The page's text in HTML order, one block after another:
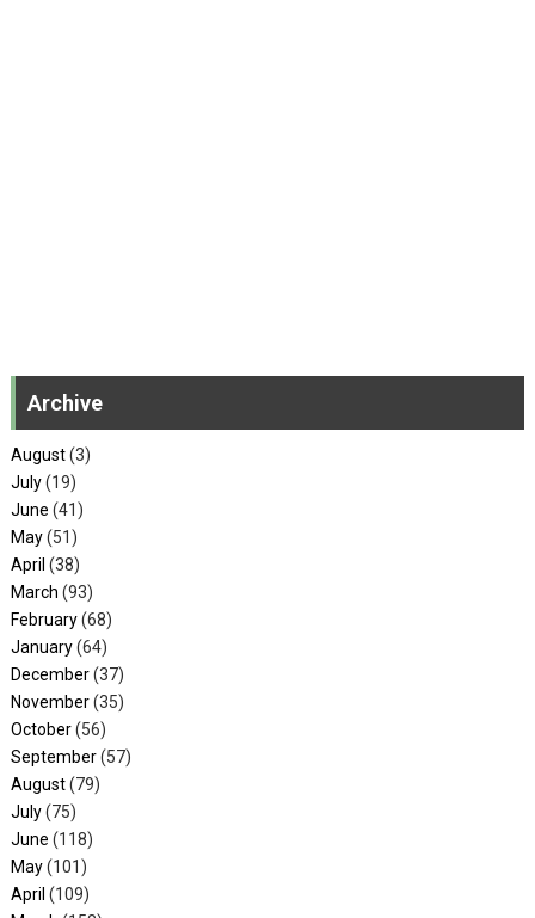
Archive
August(3)
July(19)
June (41)
May(51)
April (38)
March (93)
February(68)
January(64)
December(37)
November(35)
October(56)
September(57)
August(79)
July(75)
June (118)
May(101)
April (109)